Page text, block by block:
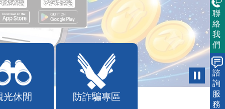
光休閒 防詐騙專區
聯
絡
我
們
諮
詢
服
務